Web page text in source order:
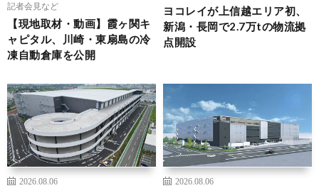
記者会見など
【現地取材・動画】霞ヶ関キ
ャピタル、川崎・東扇島の冷
凍自動倉庫を公開
ヨコレイが上信越エリア初、
新潟・長岡で2.7万tの物流拠
点開設
2026.08.06
2026.08.06